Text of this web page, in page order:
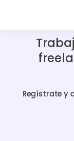
Regístrate y